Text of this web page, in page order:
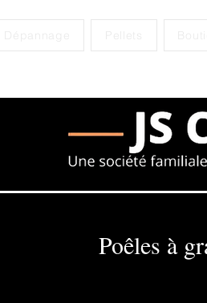
Poêles à